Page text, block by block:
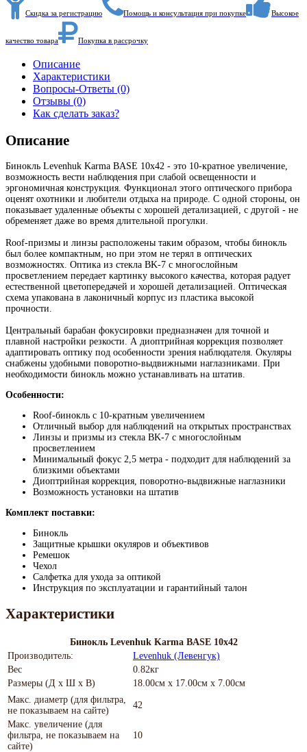
Скидка за регистрацию Помощь и консультация при покупке Высокое
качество товара Покупка в рассрочку
Описание
Характеристики
Вопросы-Ответы (0)
Отзывы (0)
Как сделать заказ?
Описание
Бинокль Levenhuk Karma BASE 10x42 - это 10-кратное увеличение,
возможность вести наблюдения при слабой освещенности и
эргономичная конструкция. Функционал этого оптического прибора
оценят охотники и любители отдыха на природе. С одной стороны, он
показывает удаленные объекты с хорошей детализацией, с другой - не
обременяет даже во время длительной прогулки.
Roof-призмы и линзы расположены таким образом, чтобы бинокль
был более компактным, но при этом не терял в оптических
возможностях. Оптика из стекла BK-7 с многослойным
просветлением передает картинку высокого качества, которая радует
естественной цветопередачей и хорошей детализацией. Оптическая
схема упакована в лаконичный корпус из пластика высокой
прочности.
Центральный барабан фокусировки предназначен для точной и
плавной настройки резкости. А диоптрийная коррекция позволяет
адаптировать оптику под особенности зрения наблюдателя. Окуляры
снабжены удобными поворотно-выдвижными наглазниками. При
необходимости бинокль можно устанавливать на штатив.
Особенности:
Roof-бинокль с 10-кратным увеличением
Отличный выбор для наблюдений на открытых пространствах
Линзы и призмы из стекла BK-7 с многослойным
просветлением
Минимальный фокус 2,5 метра - подходит для наблюдений за
близкими объектами
Диоптрийная коррекция, поворотно-выдвижные наглазники
Возможность установки на штатив
Комплект поставки:
Бинокль
Защитные крышки окуляров и объективов
Ремешок
Чехол
Салфетка для ухода за оптикой
Инструкция по эксплуатации и гарантийный талон
Характеристики
Бинокль Levenhuk Karma BASE 10x42
Производитель:
Levenhuk (Левенгук)
Вес
0.82кг
Размеры (Д х Ш х В)
18.00см x 17.00см x 7.00см
Макс. диаметр (для фильтра,
не показываем на сайте)
42
Макс. увеличение (для
фильтра, не показываем на
сайте)
10